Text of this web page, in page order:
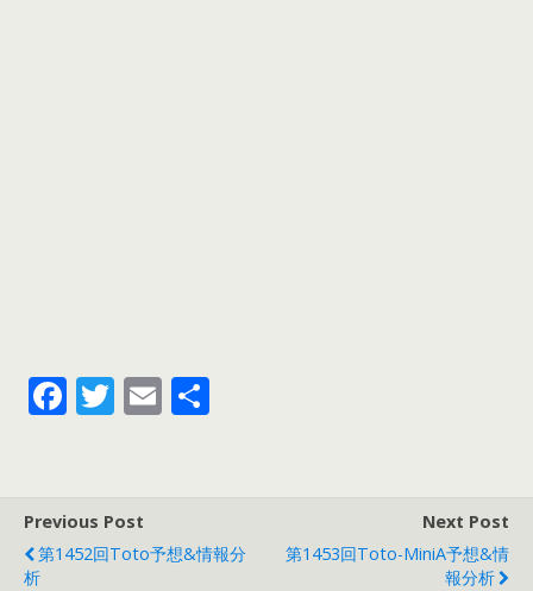
F
b
o
T
er
E
Previous Post
第1452回toto予想&情報分
析
Next Post
第1453回toto-MiniA予想&情
報分析